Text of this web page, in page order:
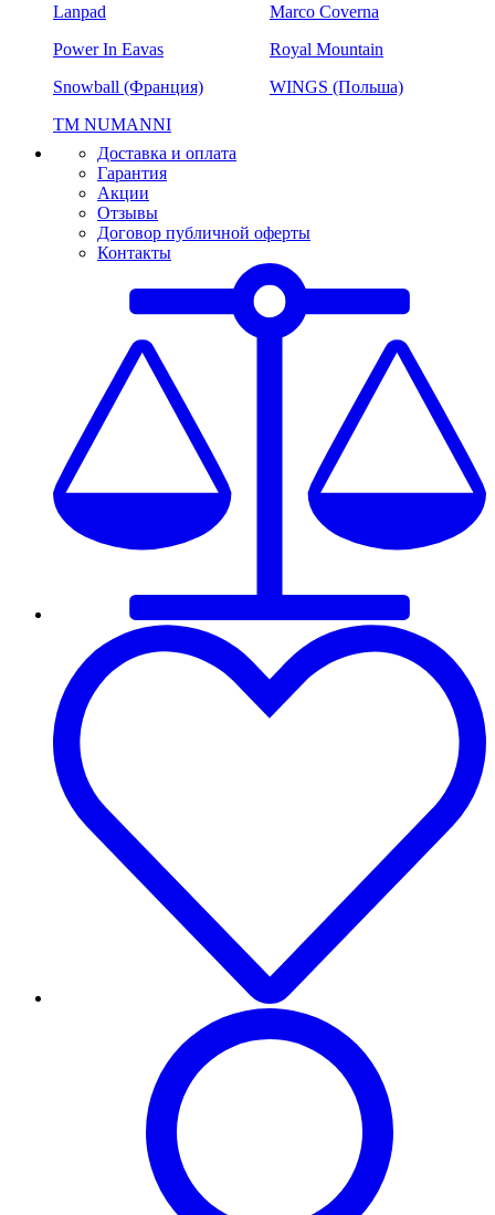
Lanpad
Marco Coverna
Power In Eavas
Royal Mountain
Snowball (Франция)
WINGS (Польша)
ТМ NUMANNI
Доставка и оплата
Гарантия
Акции
Отзывы
Договор публичной оферты
Контакты